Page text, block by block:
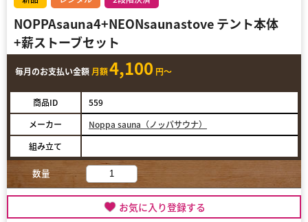
NOPPAsauna4+NEONsaunastove テント本体
+薪ストーブセット
毎月のお支払い金額 月額4,100 円～
商品ID
559
メーカー
Noppa sauna（ノッパサウナ）
組み立て
数量
お気に入り登録する